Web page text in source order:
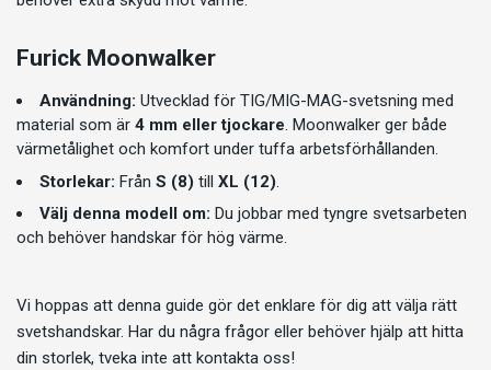
Furick Moonwalker
Användning: Utvecklad för TIG/MIG-MAG-svetsning med
material som är 4 mm eller tjockare. Moonwalker ger både
värmetålighet och komfort under tuffa arbetsförhållanden.
Storlekar: Från S (8) till XL (12).
Välj denna modell om: Du jobbar med tyngre svetsarbeten
och behöver handskar för hög värme.
Vi hoppas att denna guide gör det enklare för dig att välja rätt
svetshandskar. Har du några frågor eller behöver hjälp att hitta
din storlek, tveka inte att kontakta oss!